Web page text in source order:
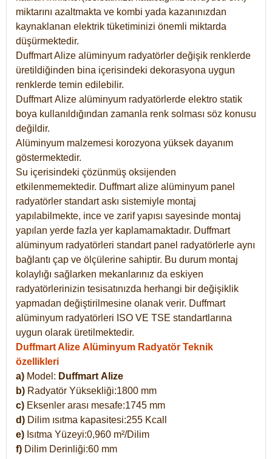
miktarını azaltmakta ve kombi yada kazanınızdan
kaynaklanan elektrik tüketiminizi önemli miktarda
düşürmektedir.
Duffmart Alize alüminyum radyatörler değişik renklerde
üretildiğinden bina içerisindeki dekorasyona uygun
renklerde temin edilebilir.
DuffmartAlize alüminyum radyatörlerde elektro statik
boya kullanıldığından zamanla renk solması söz konusu
değildir.
Alüminyum malzemesi korozyona yüksek dayanım
göstermektedir.
Su içerisindeki çözünmüş oksijenden
etkilenmemektedir. Duffmart alize alüminyum panel
radyatörler standart askı sistemiyle montaj
yapılabilmekte, ince ve zarif yapısı sayesinde montaj
yapılan yerde fazla yer kaplamamaktadır. Duffmart
alüminyum radyatörleri standart panel radyatörlerle aynı
bağlantı çap ve ölçülerine sahiptir. Bu durum montaj
kolaylığı sağlarken mekanlarınız da eskiyen
radyatörlerinizin tesisatınızda herhangi bir değişiklik
yapmadan değiştirilmesine olanak verir. Duffmart
alüminyum radyatörleri ISO VE TSE standartlarına
uygun olarak üretilmektedir.
Duffmart Alize Alüminyum Radyatör Teknik
özellikleri
a) Model: Duffmart Alize
b) Radyatör Yüksekliği:1800 mm
c) Eksenler arası mesafe:1745 mm
d) Dilim ısıtma kapasitesi:255 Kcall
e) Isıtma Yüzeyi:0,960 m²/Dilim
f) Dilim Derinliği:60 mm